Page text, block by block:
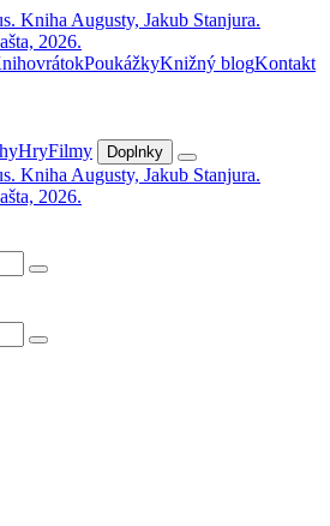
PoukážkyKnižný blogKontakt
HryFilmy Doplnky